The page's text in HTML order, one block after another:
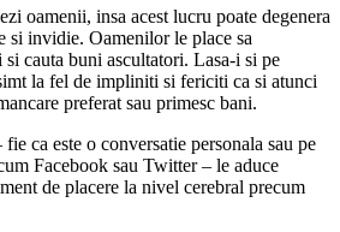
oamenii, insa acest lucru poate degenera
si invidie. Oamenilor le place sa
si cauta buni ascultatori. Lasa-i si pe
la fel de impliniti si fericiti ca si atunci
preferat sau primesc bani.
ca este o conversatie personala sau pe
Facebook sau Twitter – le aduce
de placere la nivel cerebral precum